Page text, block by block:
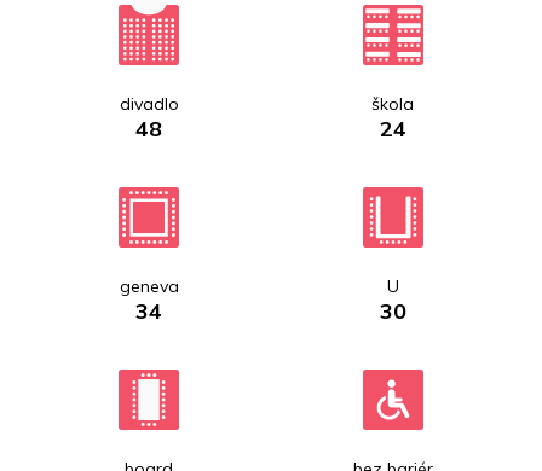
divadlo
48
škola
24
geneva
34
U
30